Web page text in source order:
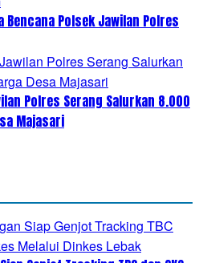
Bencana Polsek Jawilan Polres
Polres Serang Salurkan 8.000
Majasari